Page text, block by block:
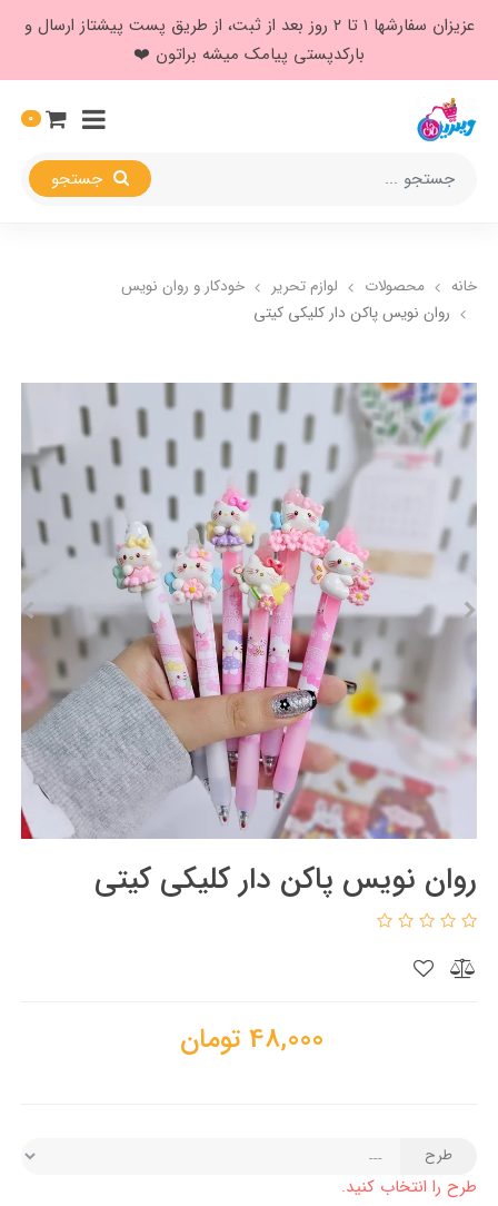
عزیزان سفارشها ۱ تا ۲ روز بعد از ثبت، از طریق پست پیشتاز ارسال و
بارکدپستی پیامک میشه براتون ❤️
0
خانه محصولات لوازم تحریر
خودکار و روان نویس
روان نویس پاکن دار کلیکی کیتی
روان نویس پاکن دار کلیکی کیتی
48,000 تومان
طرح
طرح را انتخاب کنید.